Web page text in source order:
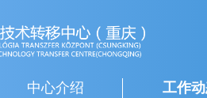
中心介绍 工作